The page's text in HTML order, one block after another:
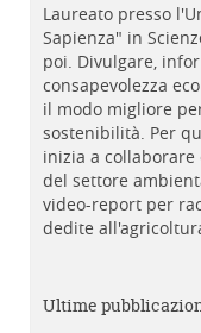
Laureato presso
Sapienza" in
poi. Divulgare,
consapevolezza
il modo migliore
sostenibilità. Per
inizia a
del settore
video-report per
dedite
Ultime